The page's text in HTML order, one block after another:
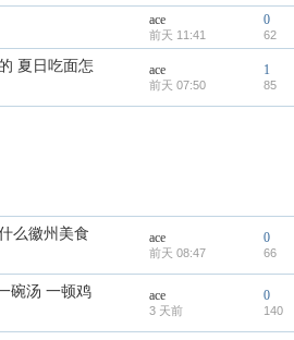
ace
前天 11:41
0
62
夏日吃面怎
ace
前天 07:50
1
85
么徽州美食
ace
前天 08:47
0
66
碗汤 一顿鸡
ace
3 天前
0
140